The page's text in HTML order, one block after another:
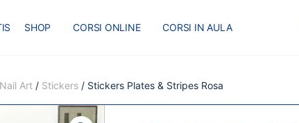
SHOP CORSI ONLINE CORSI IN AULA
Art / Stickers / Stickers Plates & Stripes Rosa